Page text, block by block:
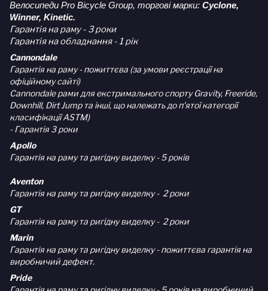
Велосипеди Pro Bicycle Group, торгові марки: Cyclone,
Winner, Kinetic.
Гарантія на раму - 3 роки
Гарантія на обладнання - 1 рік
Cannondale
Гарантія на раму - пожиттєва (за умови реєстрації на
офіційному сайті)
Cannondale рами для екстримального спорту Gravity, Freeride,
Downhill, Dirt Jump та інші, що належать до п'ятої категорії
класифікації ASTM)
- Гарантія 3 роки
Apollo
Гарантія на раму та ригідну виделку - 5 років
Aventon
Гарантія на раму та ригідну виделку - 2 роки
GT
Гарантія на раму та ригідну виделку - 2 роки
Marin
Гарантія на раму та ригідну виделку - пожиттєва гарантія на
виробничий дефект.
Pride